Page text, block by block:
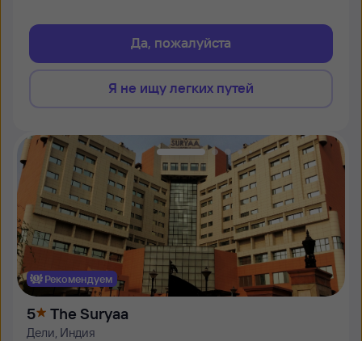
Да, пожалуйста
Я не ищу легких путей
Рекомендуем
5 The Suryaa
Дели, Индия